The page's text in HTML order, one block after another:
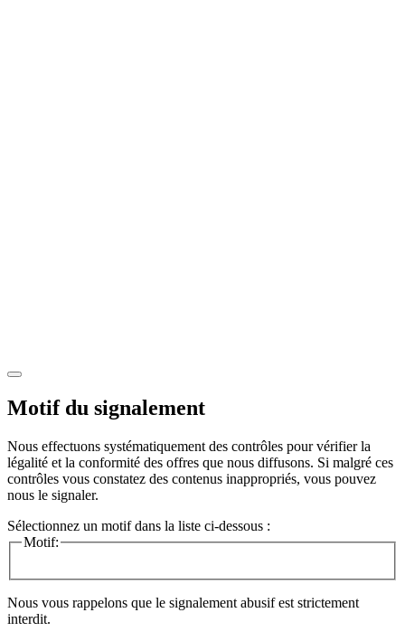
Motif du signalement
Nous effectuons systématiquement des contrôles pour vérifier la
légalité et la conformité des offres que nous diffusons. Si malgré ces
contrôles vous constatez des contenus inappropriés, vous pouvez
nous le signaler.
Sélectionnez un motif dans la liste ci-dessous :
Motif:
Nous vous rappelons que le signalement abusif est strictement
interdit.